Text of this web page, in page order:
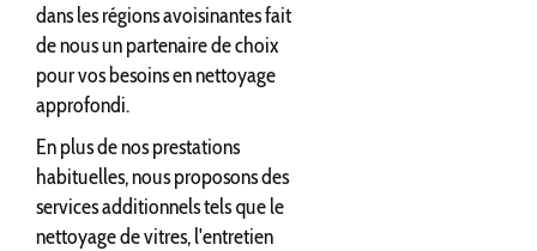
dans les régions avoisinantes fait
de nous un partenaire de choix
pour vos besoins en nettoyage
approfondi.
En plus de nos prestations
habituelles, nous proposons des
services additionnels tels que le
nettoyage de vitres, l'entretien